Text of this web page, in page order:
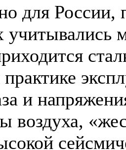
для России,
учитывались
и
воздуха,